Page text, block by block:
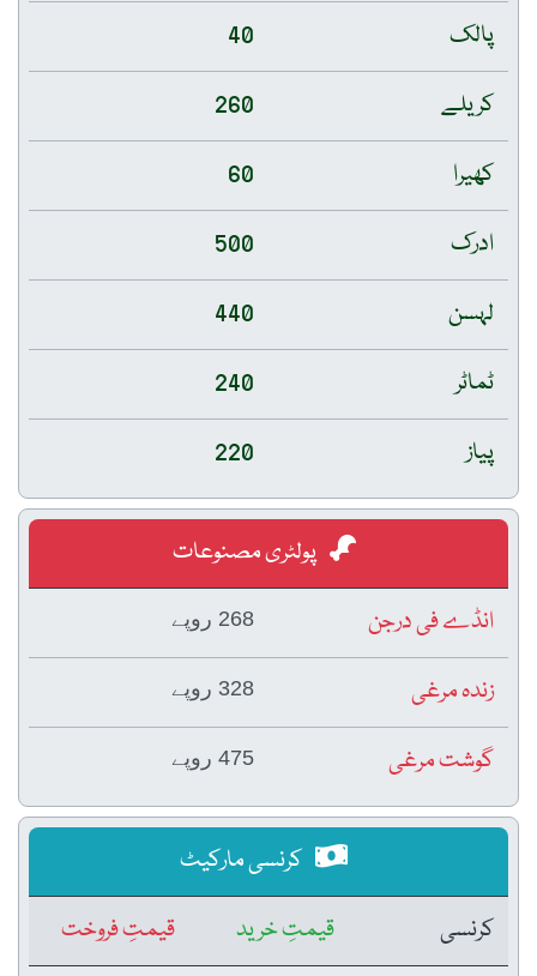
پالک
40
کریلے
260
کھیرا
60
ادرک
500
لہسن
440
ٹماٹر
240
پیاز
220
پولٹری مصنوعات
انڈے فی درجن
268 روپے
زندہ مرغی 328 روپے
گوشت مرغی 475 روپے
کرنسی مارکیٹ
کرنسی
قیمتِ خرید
قیمتِ فروخت